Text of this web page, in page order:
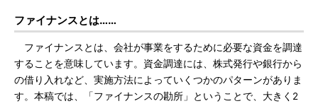
ファイナンスとは……
ファイナンスとは、会社が事業をするために必要な資金を調達
することを意味しています。資金調達には、株式発行や銀行から
の借り入れなど、実施方法によっていくつかのパターンがありま
す。本稿では、「ファイナンスの勘所」ということで、大きく2